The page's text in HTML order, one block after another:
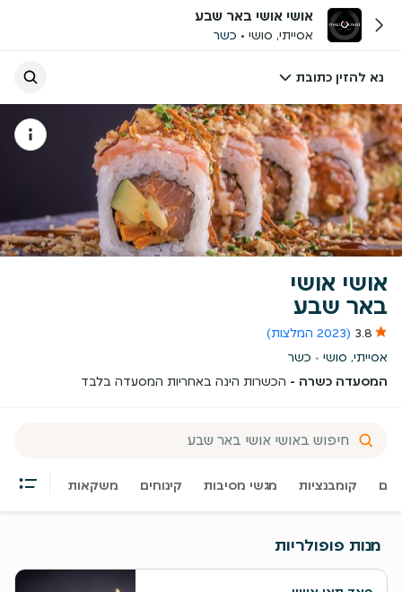
אושי אושי באר שבע
אסייתי, סושי כשר
נא להזין כתובת
אושי אושי
באר שבע
3.8 (2023 המלצות)
אסייתי, סושי
כשר
המסעדה כשרה - הכשרות הינה באחריות המסעדה בלבד
קומבנציות מגשי מסיבות קינוחים משקאות
מנות פופולריות